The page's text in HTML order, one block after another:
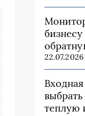
22.07.2026
теплую